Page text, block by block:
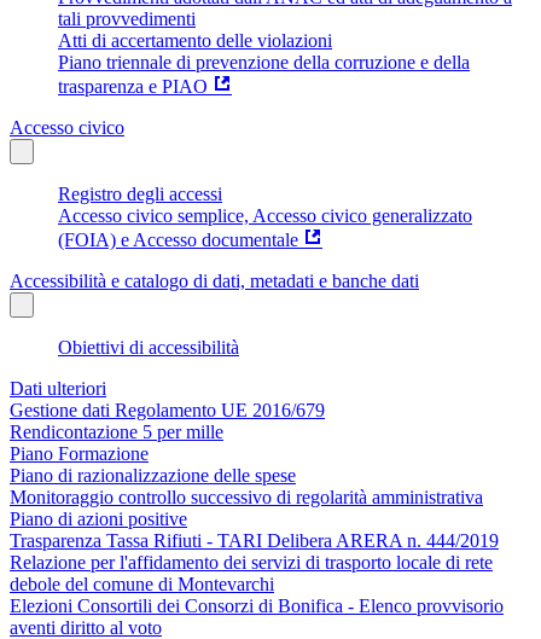
tali provvedimenti
Atti di accertamento delle violazioni
Piano triennale di prevenzione della corruzione e della
trasparenza e PIAO
Accesso civico
Registro degli accessi
Accesso civico semplice, Accesso civico generalizzato
(FOIA) e Accesso documentale
Accessibilità e catalogo di dati, metadati e banche dati
Obiettivi di accessibilità
Dati ulteriori
Gestione dati Regolamento UE 2016/679
Rendicontazione 5 per mille
Piano Formazione
Piano di razionalizzazione delle spese
Monitoraggio controllo successivo di regolarità amministrativa
Piano di azioni positive
Trasparenza Tassa Rifiuti - TARI Delibera ARERA n. 444/2019
Relazione per l'affidamento dei servizi di trasporto locale di rete
debole del comune di Montevarchi
Elezioni Consortili dei Consorzi di Bonifica - Elenco provvisorio
aventi diritto al voto